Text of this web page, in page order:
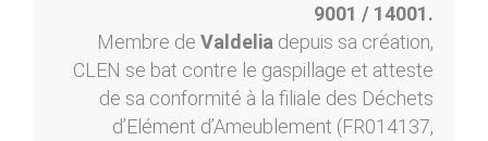
9001 / 14001.
Membre de Valdelia depuis sa création,
CLEN se bat contre le gaspillage et atteste
de sa conformité à la filiale des Déchets
d’Elément d’Ameublement (FR014137,